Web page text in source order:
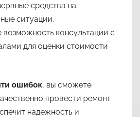
средства на
ситуации.
возможность консультации с
для оценки стоимости
ошибок, вы сможете
провести ремонт
надежность и